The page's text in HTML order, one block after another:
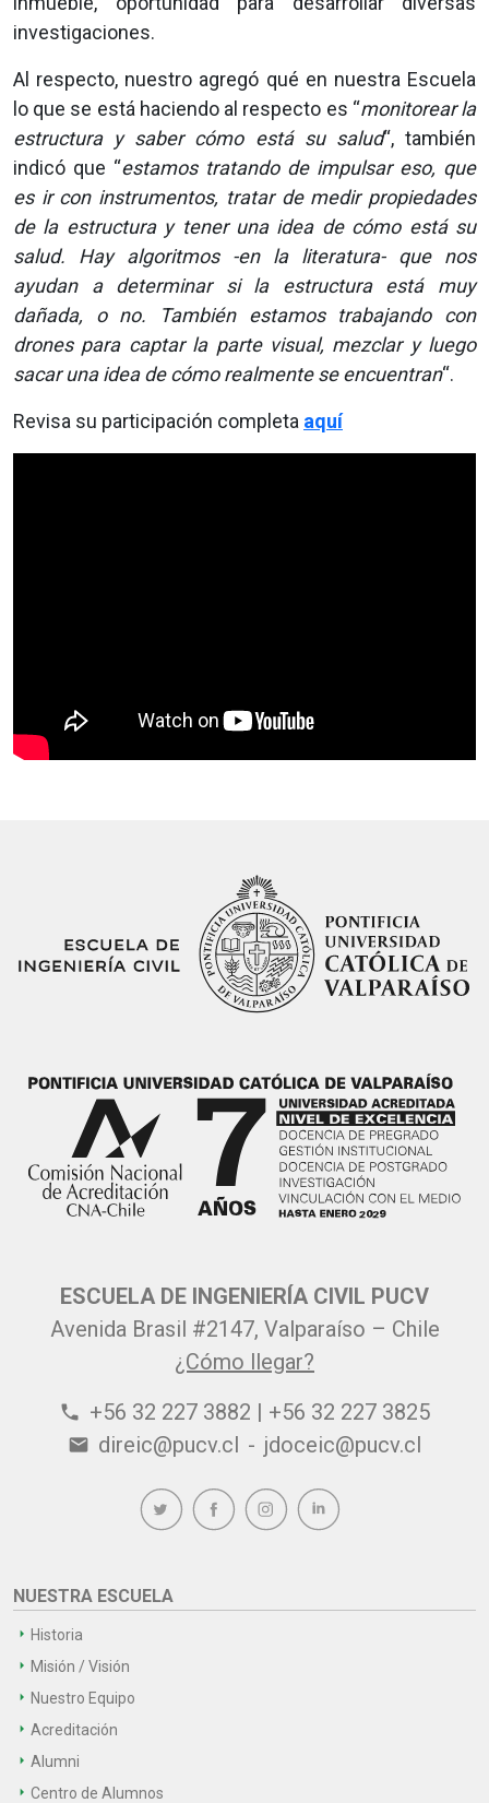
investigaciones.
Al respecto, nuestro agregó qué en nuestra Escuela
lo que se está haciendo al respecto es “monitorear la
estructura y saber cómo está su salud“, también
indicó que “estamos tratando de impulsar eso, que
es ir con instrumentos, tratar de medir propiedades
de la estructura y tener una idea de cómo está su
salud. Hay algoritmos -en la literatura- que nos
ayudan a determinar si la estructura está muy
dañada, o no. También estamos trabajando con
drones para captar la parte visual, mezclar y luego
sacar una idea de cómo realmente se encuentran“.
Revisa su participación completa aquí
ESCUELA DE INGENIERÍA CIVIL PUCV
Avenida Brasil #2147, Valparaíso – Chile
¿Cómo llegar?
phone +56 32 227 3882 | +56 32 227 3825
email direic@pucv.cl - jdoceic@pucv.cl
NUESTRA ESCUELA
Historia
Misión / Visión
Nuestro Equipo
Acreditación
Alumni
Centro de Alumnos